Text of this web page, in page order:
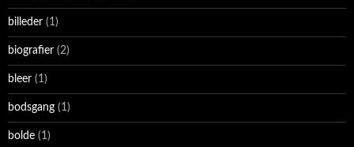
billeder (1)
biografier (2)
bleer (1)
bodsgang (1)
bolde (1)